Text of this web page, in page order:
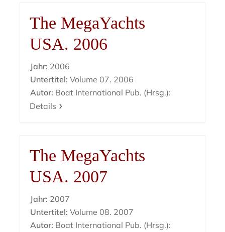
The MegaYachts
USA. 2006
Jahr: 2006
Untertitel: Volume 07. 2006
Autor: Boat International Pub. (Hrsg.):
Details
The MegaYachts
USA. 2007
Jahr: 2007
Untertitel: Volume 08. 2007
Autor: Boat International Pub. (Hrsg.):